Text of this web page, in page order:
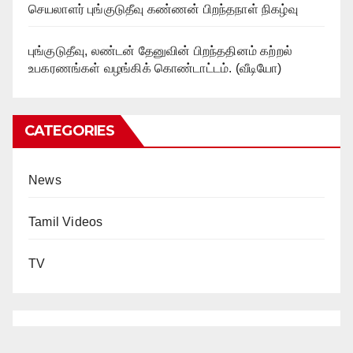
செயலாளர் புங்குடுதீவு கண்ணன் பிறந்தநாள் நிகழ்வு
புங்குடுதீவு, லண்டன் தேனுவின் பிறந்ததினம் கற்றல்
உபகரணங்கள் வழங்கிக் கொண்டாட்டம். (வீடியோ)
CATEGORIES
News
Tamil Videos
TV